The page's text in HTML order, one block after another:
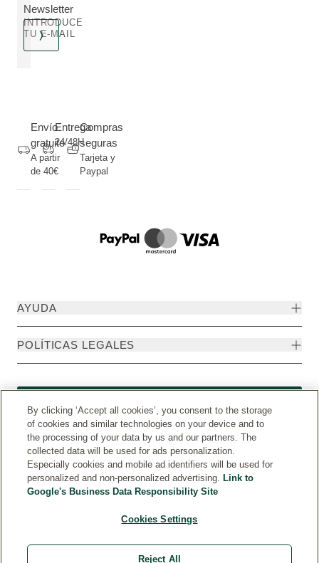
Newsletter
INTRODUCE
TU E-MAIL
Envío
gratuito
A partir
de 40€
Entrega
24/48H
Compras
seguras
Tarjeta y
Paypal
AYUDA
POLÍTICAS LEGALES
By clicking ‘Accept all cookies’, you consent to the storage
of cookies and similar technologies on your device and to
the processing of your data by us and our partners. The
collected data will be used for ads personalization.
Especially cookies and mobile ad identifiers will be used for
personalized and non-personalized advertising. Link to
Google's Business Data Responsibility Site
Cookies Settings
Reject All